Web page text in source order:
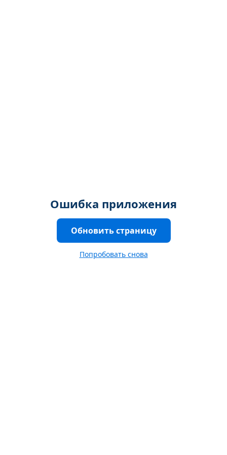
Ошибка приложения
Обновить страницу
Попробовать снова